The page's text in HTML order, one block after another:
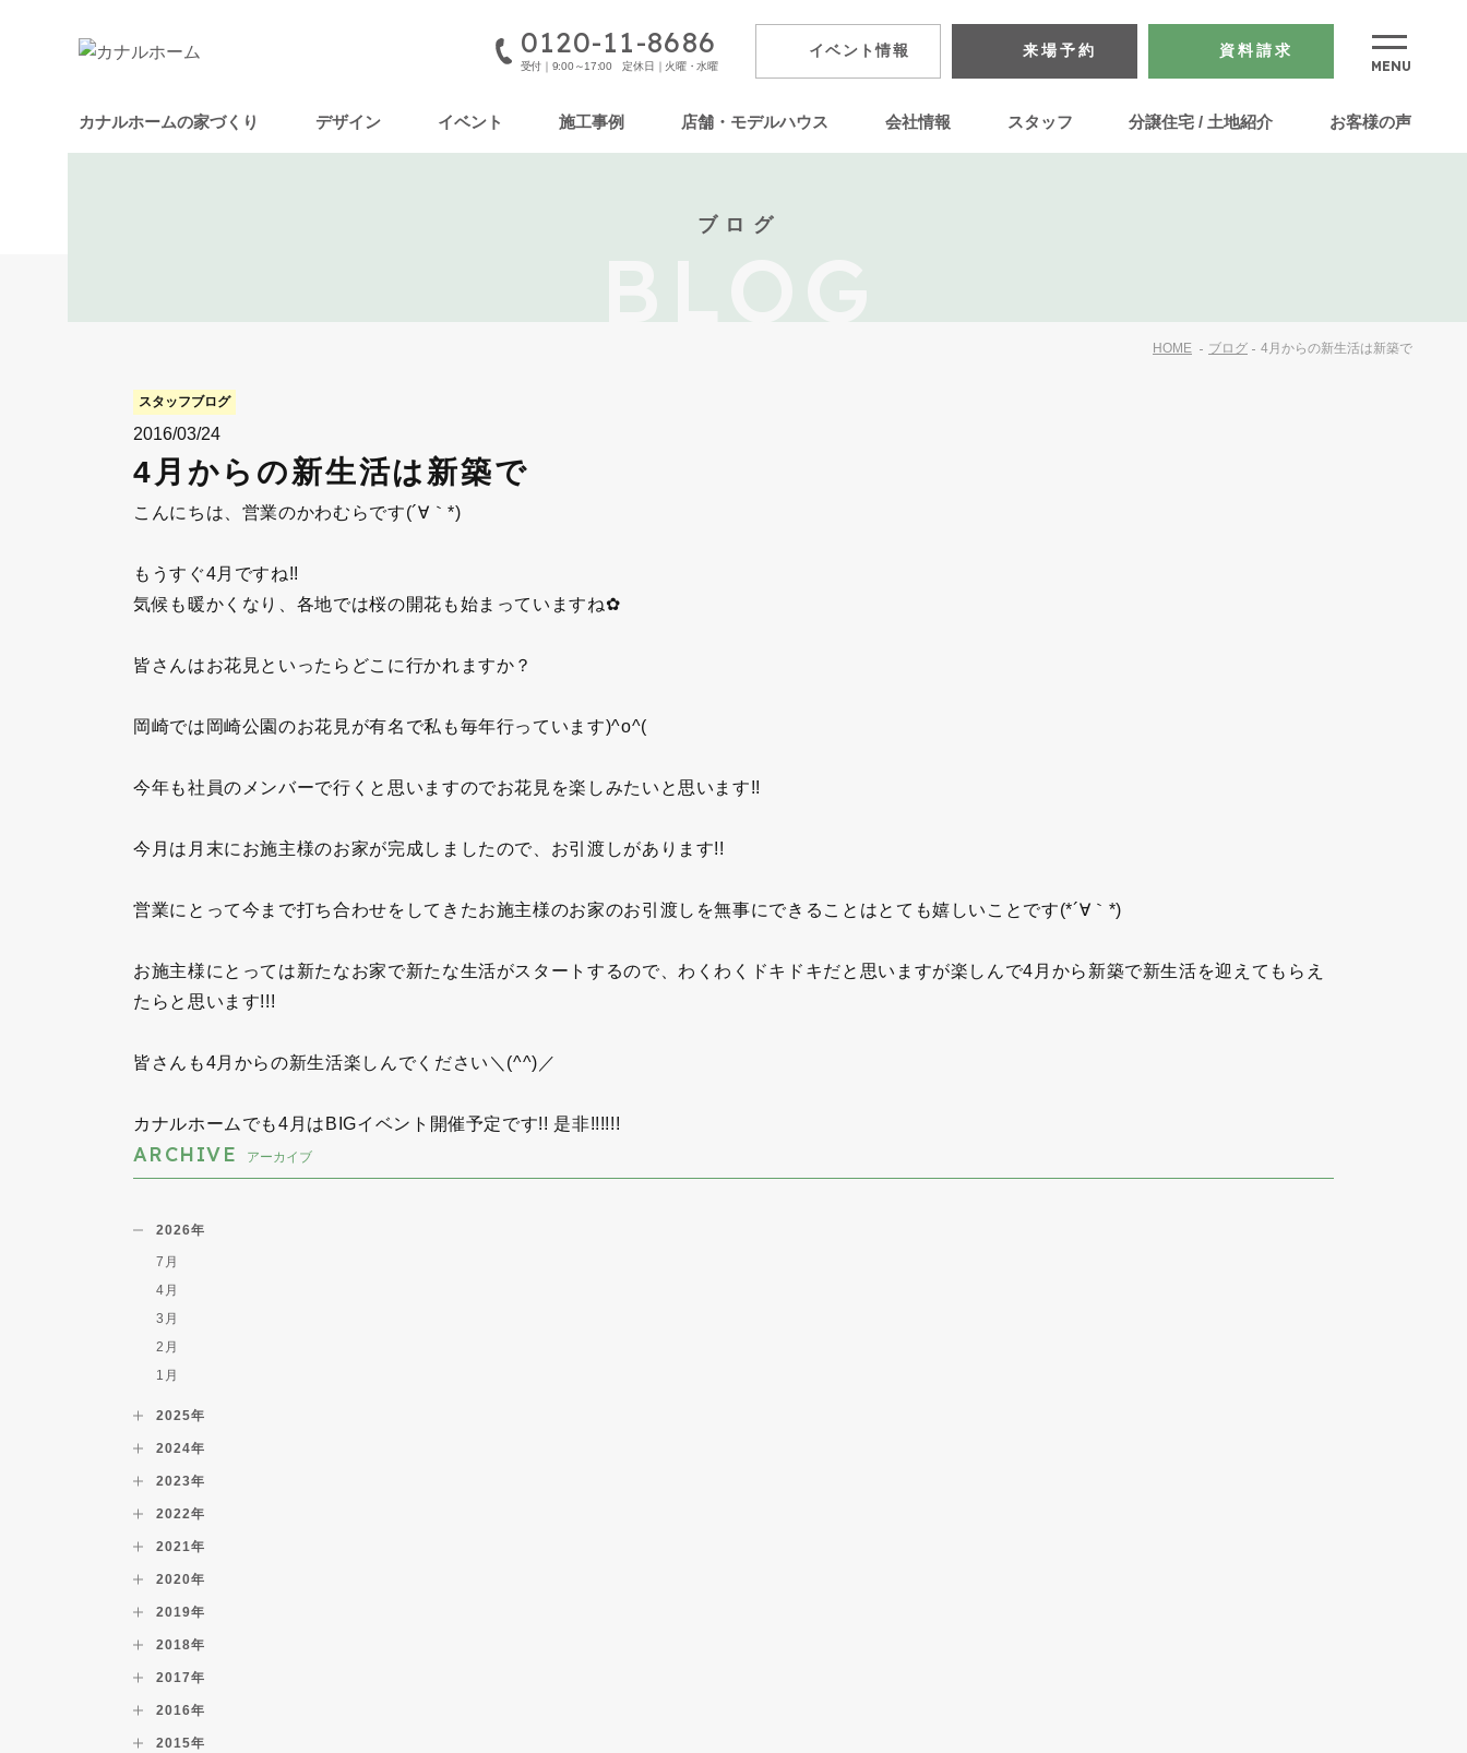
0120-11-8686
受付｜9:00～17:00 定休日｜火曜・水曜
イベント情報 来場予約 資料請求
カナルホームの家づくり デザイン イベント 施工事例 店舗・モデルハウス 会社情報 スタッフ 分譲住宅 / 土地紹介 お客様の声
ブログ
HOME ブログ 4月からの新生活は新築で
スタッフブログ
2016/03/24
4月からの新生活は新築で
こんにちは、営業のかわむらです(´∀｀*)
もうすぐ4月ですね!!
気候も暖かくなり、各地では桜の開花も始まっていますね✿
皆さんはお花見といったらどこに行かれますか？
岡崎では岡崎公園のお花見が有名で私も毎年行っています)^o^(
今年も社員のメンバーで行くと思いますのでお花見を楽しみたいと思います!!
今月は月末にお施主様のお家が完成しましたので、お引渡しがあります!!
営業にとって今まで打ち合わせをしてきたお施主様のお家のお引渡しを無事にできることはとても嬉しいことです(*´∀｀*)
お施主様にとっては新たなお家で新たな生活がスタートするので、わくわくドキドキだと思いますが楽しんで4月から新築で新生活を迎えてもらえ
たらと思います!!!
皆さんも4月からの新生活楽しんでください＼(^^)／
カナルホームでも4月はBIGイベント開催予定です!! 是非!!!!!!
ARCHIVE アーカイブ
2026年
7月
4月
3月
2月
1月
2025年
2024年
2023年
2022年
2021年
2020年
2019年
2018年
2017年
2016年
2015年